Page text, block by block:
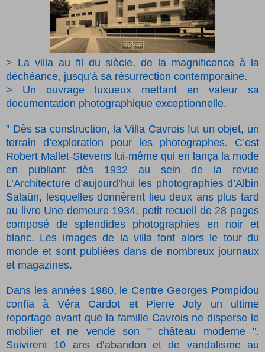
> La villa au fil du siècle, de la magnificence à la
déchéance, jusqu’à sa résurrection contemporaine.
> Un ouvrage luxueux mettant en valeur sa
documentation photographique exceptionnelle.
" Dès sa construction, la Villa Cavrois fut un objet, un
terrain d’exploration pour les photographes. C’est
Robert Mallet-Stevens lui-même qui en lança la mode
en publiant dès 1932 au sein de la revue
L’Architecture d’aujourd’hui les photographies d’Albin
Salaün, lesquelles donnèrent lieu deux ans plus tard
au livre Une demeure 1934, petit recueil de 28 pages
composé de splendides photographies en noir et
blanc. Les images de la villa font alors le tour du
monde et sont publiées dans de nombreux journaux
et magazines.
Dans les années 1980, le Centre Georges Pompidou
confia à Véra Cardot et Pierre Joly un ultime
reportage avant que la famille Cavrois ne disperse le
mobilier et ne vende son " château moderne ".
Suivirent 10 ans d’abandon et de vandalisme au